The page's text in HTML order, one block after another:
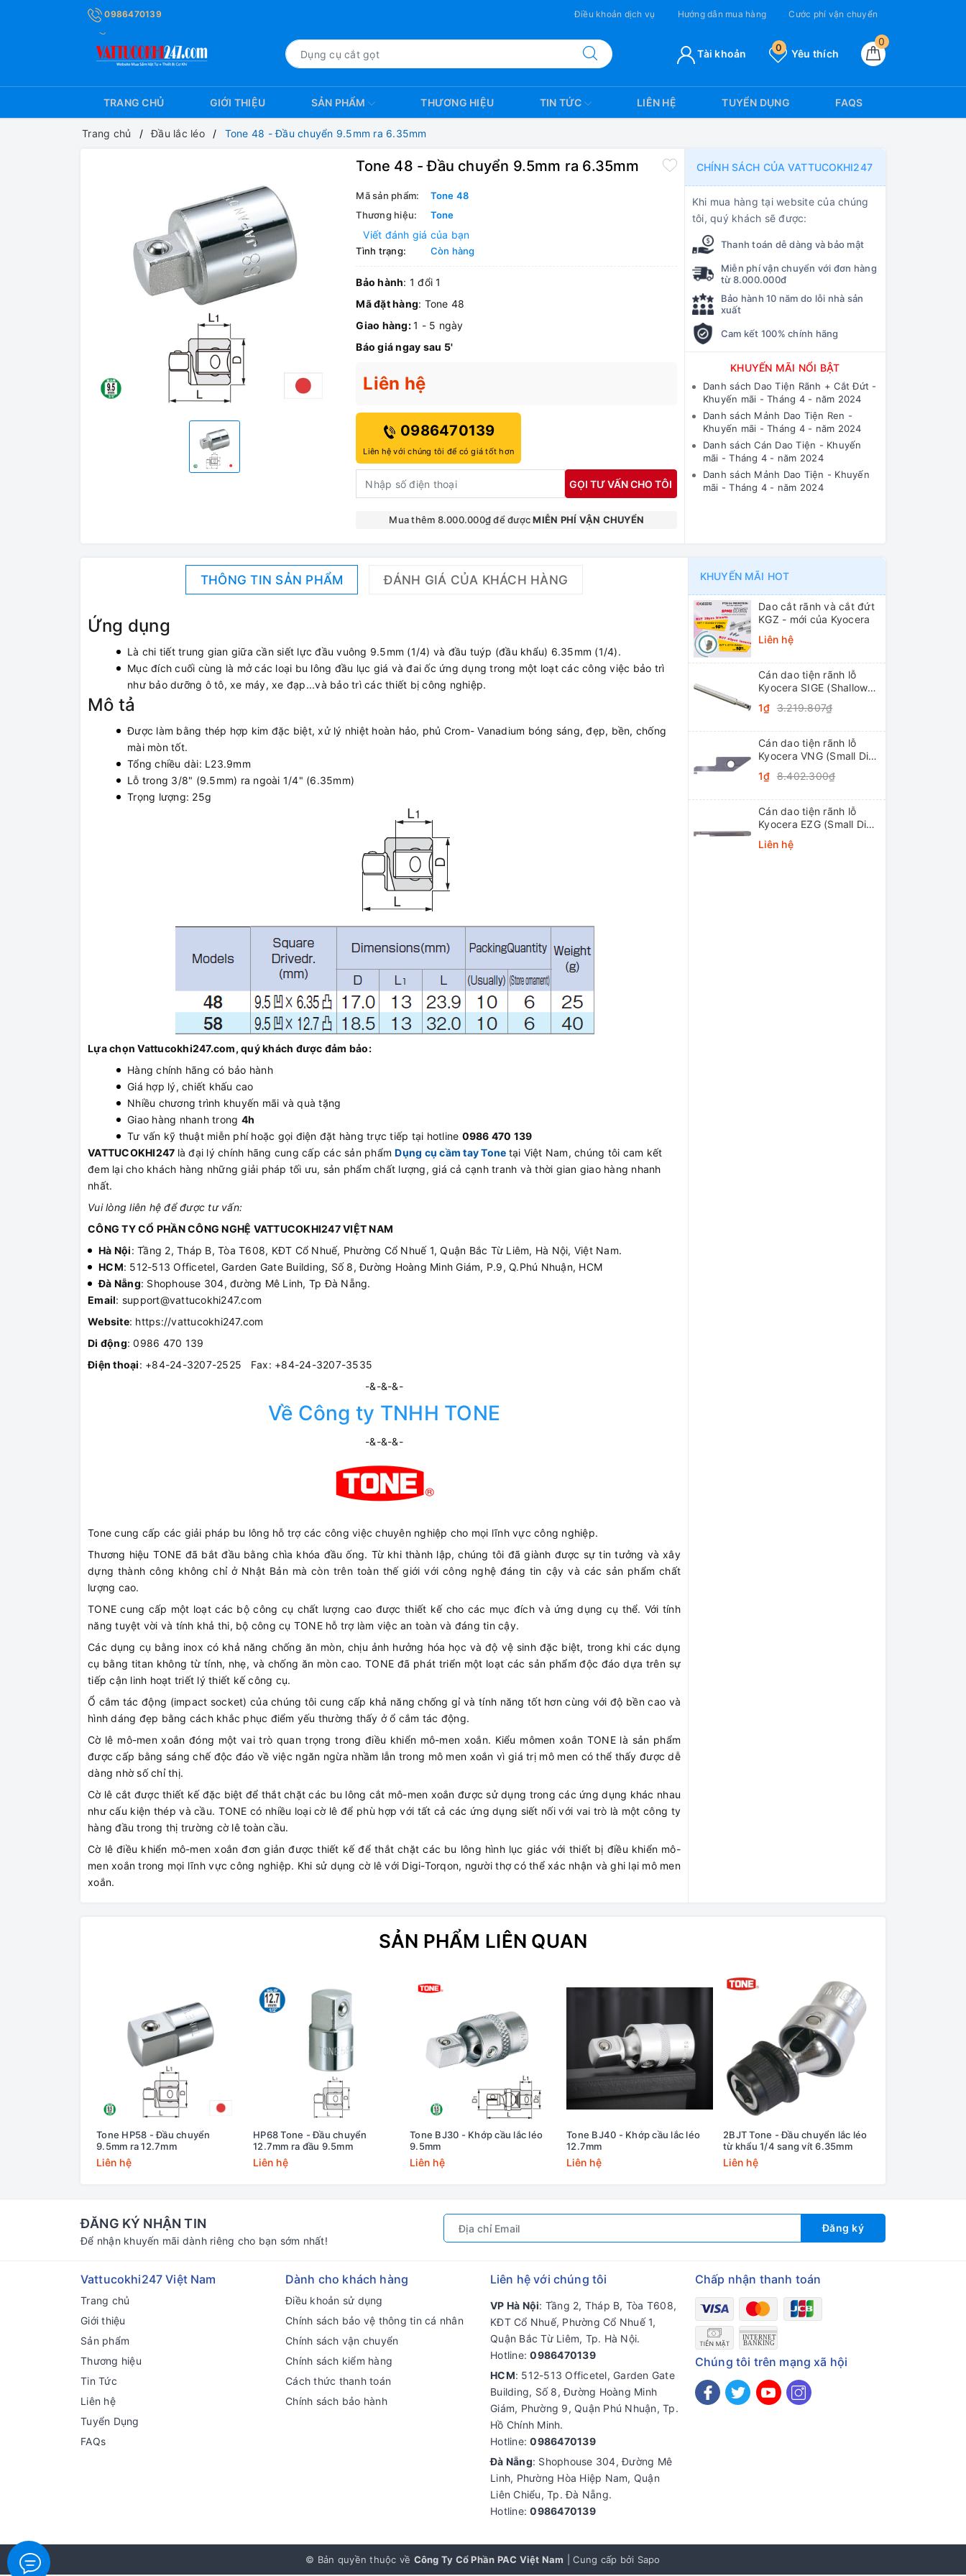
0986470139 Điều khoản dịch vụ Hướng dẫn mua hàng Cước phí vận chuyển
0
Yêu thích
0
Tài khoản
TRANG CHỦ GIỚI THIỆU SẢN PHẨM THƯƠNG HIỆU TIN TỨC LIÊN HỆ TUYỂN DỤNG FAQS
Trang chủ Đầu lắc léo Tone 48 - Đầu chuyển 9.5mm ra 6.35mm
Tone 48 - Đầu chuyển 9.5mm ra 6.35mm
Mã sản phẩm:
Tone 48
Thương hiệu:
Tone
Viết đánh giá của bạn
Tình trạng: Còn hàng
Bảo hành: 1 đổi 1
Mã đặt hàng: Tone 48
Giao hàng:1 - 5 ngày
Báo giá ngay sau 5'
Liên hệ
0986470139
Liên hệ với chúng tôi để có giá tốt hơn
GỌI TƯ VẤN CHO TÔI
Mua thêm 8.000.000₫ để đượcMIỄN PHÍ VẬN CHUYỂN
CHÍNH SÁCH CỦA VATTUCOKHI247
Khi mua hàng tại website của chúng
tôi, quý khách sẽ được:
Thanh toán dễ dàng và bảo mật
Miễn phí vận chuyển với đơn hàng
từ 8.000.000đ
Bảo hành 10 năm do lỗi nhà sản
xuất
Cam kết 100% chính hãng
KHUYẾN MÃI NỔI BẬT
Danh sách Dao Tiện Rãnh + Cắt Đứt -
Khuyến mãi - Tháng 4 - năm 2024
Danh sách Mảnh Dao Tiện Ren -
Khuyến mãi - Tháng 4 - năm 2024
Danh sách Cán Dao Tiện - Khuyến
mãi - Tháng 4 - năm 2024
Danh sách Mảnh Dao Tiện - Khuyến
mãi - Tháng 4 - năm 2024
THÔNG TIN SẢN PHẨM ĐÁNH GIÁ CỦA KHÁCH HÀNG
Ứng dụng
Là chi tiết trung gian giữa cần siết lực đầu vuông 9.5mm (1/4) và đầu tuýp (đầu khẩu) 6.35mm (1/4).
Mục đích cuối cùng là mở các loại bu lông đầu lục giá và đai ốc ứng dụng trong một loạt các công việc bảo trì
như bảo dưỡng ô tô, xe máy, xe đạp...và bảo trì các thiết bị công nghiệp.
Mô tả
​Được làm bằng thép hợp kim đặc biệt, xử lý nhiệt hoàn hảo, phủ Crom- Vanadium bóng sáng, đẹp, bền, chống
mài mòn tốt.
​Tổng chiều dài: L23.9mm
​Lỗ trong 3/8" (9.5mm) ra ngoài 1/4" (6.35mm)
​Trọng lượng: 25g
Lựa chọn Vattucokhi247.com, quý khách được đảm bảo:
Hàng chính hãng có bảo hành
Giá hợp lý, chiết khấu cao
Nhiều chương trình khuyến mãi và quà tặng
Giao hàng nhanh trong 4h
Tư vấn kỹ thuật miễn phí hoặc gọi điện đặt hàng trực tiếp tại hotline 0986 470 139
VATTUCOKHI247 là đại lý chính hãng cung cấp các sản phẩmDụng cụ cầm tay Tone tại Việt Nam, chúng tôi cam kết
đem lại cho khách hàng những giải pháp tối ưu, sản phẩm chất lượng, giá cả cạnh tranh và thời gian giao hàng nhanh
nhất.
Vui lòng liên hệ để được tư vấn:
CÔNG TY CỔ PHẦN CÔNG NGHỆ VATTUCOKHI247 VIỆT NAM
Hà Nội: Tầng 2, Tháp B, Tòa T608, KĐT Cổ Nhuế, Phường Cổ Nhuế 1, Quận Bắc Từ Liêm, Hà Nội, Việt Nam.
HCM: 512-513 Officetel, Garden Gate Building, Số 8, Đường Hoàng Minh Giám, P.9, Q.Phú Nhuận, HCM
Đà Nẵng: Shophouse 304, đường Mê Linh, Tp Đà Nẵng.
Email: support@vattucokhi247.com
Website: https://vattucokhi247.com
Di động: 0986 470 139
Điện thoại: +84-24-3207-2525 Fax: +84-24-3207-3535
-&-&-&-
Về Công ty TNHH TONE
-&-&-&-
Tone cung cấp các giải pháp bu lông hỗ trợ các công việc chuyên nghiệp cho mọi lĩnh vực công nghiệp.
Thương hiệu TONE đã bắt đầu bằng chìa khóa đầu ống. Từ khi thành lập, chúng tôi đã giành được sự tin tưởng và xây
dựng thành công không chỉ ở Nhật Bản mà còn trên toàn thế giới với công nghệ đáng tin cậy và các sản phẩm chất
lượng cao.
TONE cung cấp một loạt các bộ công cụ chất lượng cao được thiết kế cho các mục đích và ứng dụng cụ thể. Với tính
năng tuyệt vời và tính khả thi, bộ công cụ TONE hỗ trợ làm việc an toàn và đáng tin cậy.
Các dụng cụ bằng inox có khả năng chống ăn mòn, chịu ảnh hưởng hóa học và độ vệ sinh đặc biệt, trong khi các dụng
cụ bằng titan không từ tính, nhẹ, và chống ăn mòn cao. TONE đã phát triển một loạt các sản phẩm độc đáo dựa trên sự
tiếp cận linh hoạt triết lý thiết kế công cụ.
Ổ cắm tác động (impact socket) của chúng tôi cung cấp khả năng chống gỉ và tính năng tốt hơn cùng với độ bền cao và
hình dáng đẹp bằng cách khắc phục điểm yếu thường thấy ở ổ cắm tác động.
Cờ lê mô-men xoắn đóng một vai trò quan trọng trong điều khiển mô-men xoắn. Kiểu mômen xoắn TONE là sản phẩm
được cấp bằng sáng chế độc đáo về việc ngăn ngừa nhầm lẫn trong mô men xoắn vì giá trị mô men có thể thấy được dễ
dàng nhờ số chỉ thị.
Cờ lê cắt được thiết kế đặc biệt để thắt chặt các bu lông cắt mô-men xoắn được sử dụng trong các ứng dụng khác nhau
như cấu kiện thép và cầu. TONE có nhiều loại cờ lê để phù hợp với tất cả các ứng dụng siết nối với vai trò là một công ty
hàng đầu trong thị trường cờ lê toàn cầu.
Cờ lê điều khiển mô-men xoắn đơn giản được thiết kế để thắt chặt các bu lông hình lục giác với thiết bị điều khiển mô-
men xoắn trong mọi lĩnh vực công nghiệp. Khi sử dụng cờ lê với Digi-Torqon, người thợ có thể xác nhận và ghi lại mô men
xoắn.
KHUYẾN MÃI HOT
Dao cắt rãnh và cắt đứt
KGZ - mới của Kyocera
Liên hệ
Cán dao tiện rãnh lỗ
Kyocera SIGE (Shallow
1₫ 3.219.807₫
Cán dao tiện rãnh lỗ
Kyocera VNG (Small Dia.
System Tip-Bars)
1₫ 8.402.300₫
Cán dao tiện rãnh lỗ
Kyocera EZG (Small Dia.
Bars)
Liên hệ
SẢN PHẨM LIÊN QUAN
Tone HP58 - Đầu chuyển
9.5mm ra 12.7mm
Liên hệ
HP68 Tone - Đầu chuyển
12.7mm ra đầu 9.5mm
Liên hệ
Tone BJ30 - Khớp cầu lắc léo
9.5mm
Liên hệ
Tone BJ40 - Khớp cầu lắc léo
12.7mm
Liên hệ
2BJT Tone - Đầu chuyển lắc léo
từ khẩu 1/4 sang vít 6.35mm
Liên hệ
ĐĂNG KÝ NHẬN TIN
Để nhận khuyến mãi dành riêng cho bạn sớm nhất!
Đăng ký
Vattucokhi247 Việt Nam
Trang chủ
Giới thiệu
Sản phẩm
Thương hiệu
Tin Tức
Liên hệ
Tuyển Dụng
FAQs
Dành cho khách hàng
Điều khoản sử dụng
Chính sách bảo vệ thông tin cá nhân
Chính sách vận chuyển
Chính sách kiểm hàng
Cách thức thanh toán
Chính sách bảo hành
Liên hệ với chúng tôi
VP Hà Nội: Tầng 2, Tháp B, Tòa T608,
KĐT Cổ Nhuế, Phường Cổ Nhuế 1,
Quận Bắc Từ Liêm, Tp. Hà Nội.
Hotline:0986470139
HCM: 512-513 Officetel, Garden Gate
Building, Số 8, Đường Hoàng Minh
Giám, Phường 9, Quận Phú Nhuận, Tp.
Hồ Chính Minh.
Hotline:0986470139
Đà Nẵng: Shophouse 304, Đường Mê
Linh, Phường Hòa Hiệp Nam, Quận
Liên Chiểu, Tp. Đà Nẵng.
Hotline:0986470139
Chấp nhận thanh toán
Chúng tôi trên mạng xã hội
© Bản quyền thuộc về Công Ty Cổ Phần PAC Việt Nam Cung cấp bởi Sapo